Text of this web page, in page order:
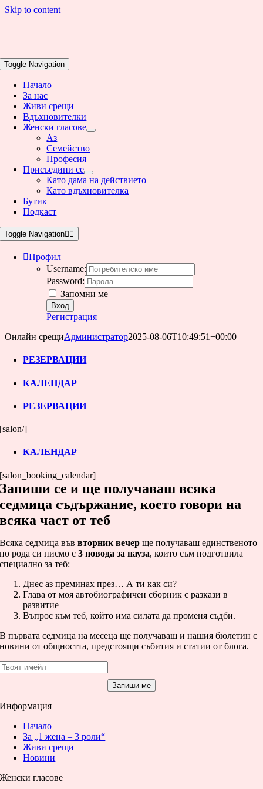
Skip to content
Toggle Navigation
Начало
За нас
Живи срещи
Вдъхновителки
Женски гласове
Аз
Семейство
Професия
Присъедини се
Като дама на действието
Като вдъхновителка
Бутик
Подкаст
Toggle Navigation
Профил
Username:
Password:
Запомни ме
Регистрация
Онлайн срещиАдминистратор2025-08-06T10:49:51+00:00
РЕЗЕРВАЦИИ
КАЛЕНДАР
РЕЗЕРВАЦИИ
[salon/]
КАЛЕНДАР
[salon_booking_calendar]
Запиши се и ще получаваш всяка
седмица съдържание, което говори на
всяка част от теб
Всяка седмица въввторник вечер ще получаваш единственото
по рода си писмо с3 повода за пауза, които съм подготвила
специално за теб:
Днес аз преминах през… А ти как си?
Глава от моя автобиографичен сборник с разкази в
развитие
Въпрос към теб, който има силата да променя съдби.
В първата седмица на месеца ще получаваш и нашия бюлетин с
новини от общността, предстоящи събития и статии от блога.
Запиши ме
Информация
Начало
За „1 жена – 3 роли“
Живи срещи
Новини
Женски гласове